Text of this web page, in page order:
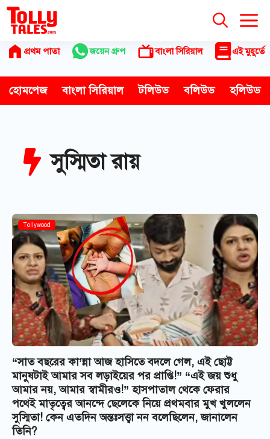
Skip
content
প্রথম পাতা জয়েন গ্রুপ বাংলা সিরিয়াল এই মুহূর্তে
হোমপেজ বাংলা সিরিয়াল টলিউড বলিউড হলিউড
সুস্মিতা রায়
Tollywood
“সাত বছরের কা’ন্না আজ হাসিতে বদলে গেল, এই ছোট্ট
মানুষটাই আমার সব লড়াইয়ের পর প্রাপ্তি!” “এই জয় শুধু
আমার নয়, আমার স্বামীরও!” হাসপাতাল থেকে ফেরার
পথেই মাতৃত্বের আনন্দে ছেলেকে নিয়ে প্রথমবার মুখ খুললেন
সুস্মিতা! কেন এতদিন অন্তঃসত্ত্বা নন বলেছিলেন, জানালেন
তিনি?